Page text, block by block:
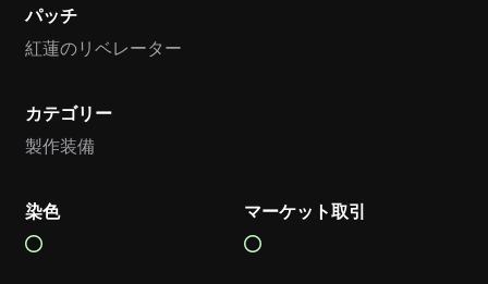
パッチ
紅蓮のリベレーター
カテゴリー
製作装備
染色 マーケット取引